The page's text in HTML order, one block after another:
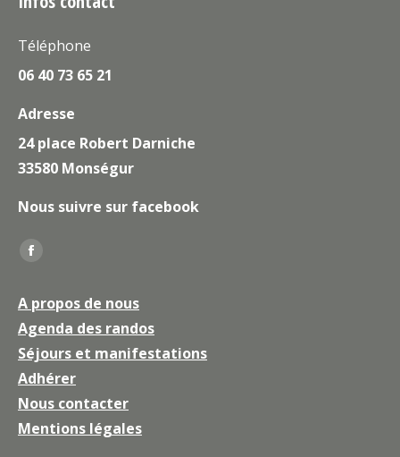
Téléphone
06 40 73 65 21
Adresse
24 place Robert Darniche
33580 Monségur
Nous suivre sur facebook
Trouvez nous sur :
La
Facebook
s'ouvre
dans
une
nouvelle
fenêtre
A propos de nous
Agenda des randos
Séjours et manifestations
Adhérer
Nous contacter
Mentions légales